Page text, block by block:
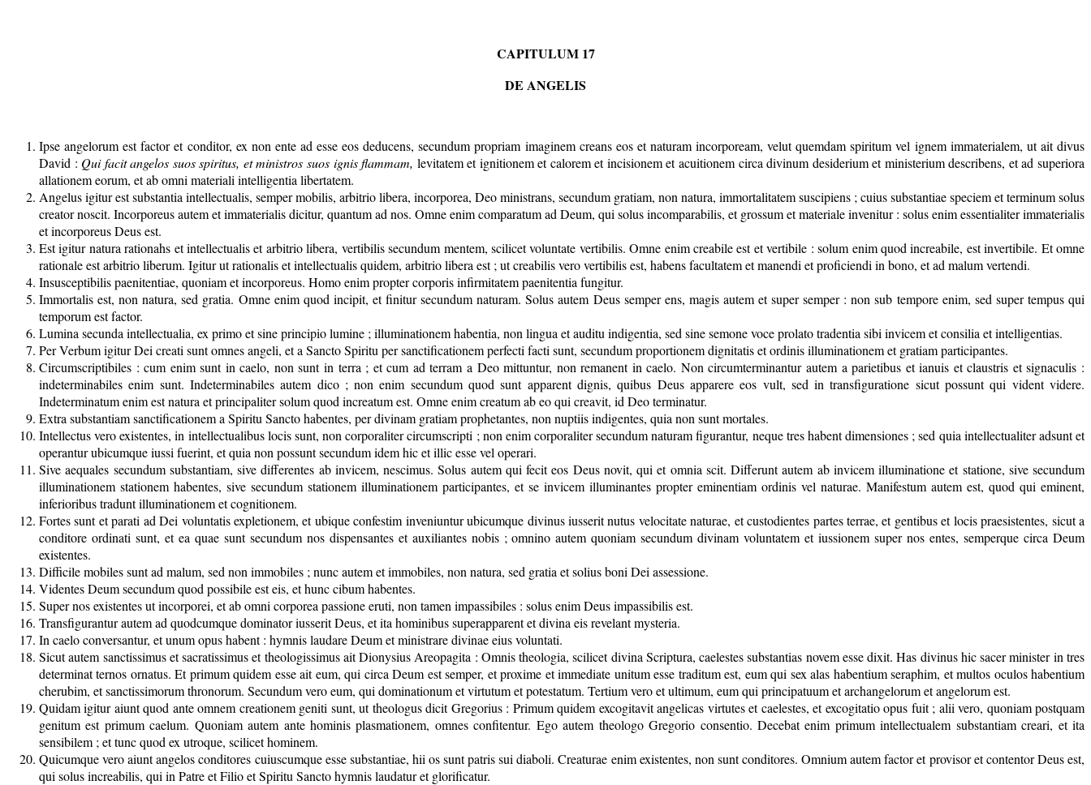
CAPITULUM 17
DE ANGELIS
Ipse angelorum est factor et conditor, ex non ente ad esse eos deducens, secundum propriam imaginem creans eos et naturam incorpoream, velut quemdam spiritum vel ignem immaterialem, ut ait divus
David : Qui facit angelos suos spiritus, et ministros suos ignis flammam, levitatem et ignitionem et calorem et incisionem et acuitionem circa divinum desiderium et ministerium describens, et ad superiora
allationem eorum, et ab omni materiali intelligentia libertatem.
Angelus igitur est substantia intellectualis, semper mobilis, arbitrio libera, incorporea, Deo ministrans, secundum gratiam, non natura, immortalitatem suscipiens ; cuius substantiae speciem et terminum solus
creator noscit. Incorporeus autem et immaterialis dicitur, quantum ad nos. Omne enim comparatum ad Deum, qui solus incomparabilis, et grossum et materiale invenitur : solus enim essentialiter immaterialis
et incorporeus Deus est.
Est igitur natura rationahs et intellectualis et arbitrio libera, vertibilis secundum mentem, scilicet voluntate vertibilis. Omne enim creabile est et vertibile : solum enim quod increabile, est invertibile. Et omne
rationale est arbitrio liberum. Igitur ut rationalis et intellectualis quidem, arbitrio libera est ; ut creabilis vero vertibilis est, habens facultatem et manendi et proficiendi in bono, et ad malum vertendi.
Insusceptibilis paenitentiae, quoniam et incorporeus. Homo enim propter corporis infirmitatem paenitentia fungitur.
Immortalis est, non natura, sed gratia. Omne enim quod incipit, et finitur secundum naturam. Solus autem Deus semper ens, magis autem et super semper : non sub tempore enim, sed super tempus qui
temporum est factor.
Lumina secunda intellectualia, ex primo et sine principio lumine ; illuminationem habentia, non lingua et auditu indigentia, sed sine semone voce prolato tradentia sibi invicem et consilia et intelligentias.
Per Verbum igitur Dei creati sunt omnes angeli, et a Sancto Spiritu per sanctificationem perfecti facti sunt, secundum proportionem dignitatis et ordinis illuminationem et gratiam participantes.
Circumscriptibiles : cum enim sunt in caelo, non sunt in terra ; et cum ad terram a Deo mittuntur, non remanent in caelo. Non circumterminantur autem a parietibus et ianuis et claustris et signaculis :
indeterminabiles enim sunt. Indeterminabiles autem dico ; non enim secundum quod sunt apparent dignis, quibus Deus apparere eos vult, sed in transfiguratione sicut possunt qui vident videre.
Indeterminatum enim est natura et principaliter solum quod increatum est. Omne enim creatum ab eo qui creavit, id Deo terminatur.
Extra substantiam sanctificationem a Spiritu Sancto habentes, per divinam gratiam prophetantes, non nuptiis indigentes, quia non sunt mortales.
Intellectus vero existentes, in intellectualibus locis sunt, non corporaliter circumscripti ; non enim corporaliter secundum naturam figurantur, neque tres habent dimensiones ; sed quia intellectualiter adsunt et
operantur ubicumque iussi fuerint, et quia non possunt secundum idem hic et illic esse vel operari.
Sive aequales secundum substantiam, sive differentes ab invicem, nescimus. Solus autem qui fecit eos Deus novit, qui et omnia scit. Differunt autem ab invicem illuminatione et statione, sive secundum
illuminationem stationem habentes, sive secundum stationem illuminationem participantes, et se invicem illuminantes propter eminentiam ordinis vel naturae. Manifestum autem est, quod qui eminent,
inferioribus tradunt illuminationem et cognitionem.
Fortes sunt et parati ad Dei voluntatis expletionem, et ubique confestim inveniuntur ubicumque divinus iusserit nutus velocitate naturae, et custodientes partes terrae, et gentibus et locis praesistentes, sicut a
conditore ordinati sunt, et ea quae sunt secundum nos dispensantes et auxiliantes nobis ; omnino autem quoniam secundum divinam voluntatem et iussionem super nos entes, semperque circa Deum
existentes.
Difficile mobiles sunt ad malum, sed non immobiles ; nunc autem et immobiles, non natura, sed gratia et solius boni Dei assessione.
Videntes Deum secundum quod possibile est eis, et hunc cibum habentes.
Super nos existentes ut incorporei, et ab omni corporea passione eruti, non tamen impassibiles : solus enim Deus impassibilis est.
Transfigurantur autem ad quodcumque dominator iusserit Deus, et ita hominibus superapparent et divina eis revelant mysteria.
In caelo conversantur, et unum opus habent : hymnis laudare Deum et ministrare divinae eius voluntati.
Sicut autem sanctissimus et sacratissimus et theologissimus ait Dionysius Areopagita : Omnis theologia, scilicet divina Scriptura, caelestes substantias novem esse dixit. Has divinus hic sacer minister in tres
determinat ternos ornatus. Et primum quidem esse ait eum, qui circa Deum est semper, et proxime et immediate unitum esse traditum est, eum qui sex alas habentium seraphim, et multos oculos habentium
cherubim, et sanctissimorum thronorum. Secundum vero eum, qui dominationum et virtutum et potestatum. Tertium vero et ultimum, eum qui principatuum et archangelorum et angelorum est.
Quidam igitur aiunt quod ante omnem creationem geniti sunt, ut theologus dicit Gregorius : Primum quidem excogitavit angelicas virtutes et caelestes, et excogitatio opus fuit ; alii vero, quoniam postquam
genitum est primum caelum. Quoniam autem ante hominis plasmationem, omnes confitentur. Ego autem theologo Gregorio consentio. Decebat enim primum intellectualem substantiam creari, et ita
sensibilem ; et tunc quod ex utroque, scilicet hominem.
Quicumque vero aiunt angelos conditores cuiuscumque esse substantiae, hii os sunt patris sui diaboli. Creaturae enim existentes, non sunt conditores. Omnium autem factor et provisor et contentor Deus est,
qui solus increabilis, qui in Patre et Filio et Spiritu Sancto hymnis laudatur et glorificatur.